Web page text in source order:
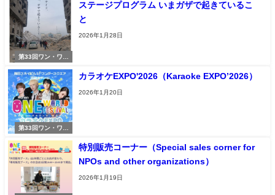
バル
第33回ワン・ワー
バル
ステージプログラム いまガザで起きているこ
と
2026年1月28日
第33回ワン・ワー
バル
カラオケEXPO'2026（Karaoke EXPO’2026）
2026年1月20日
特別販売コーナー（Special sales corner for
NPOs and other organizations）
2026年1月19日